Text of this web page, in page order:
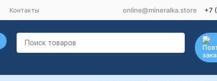
Контакты online@mineralka.store +7